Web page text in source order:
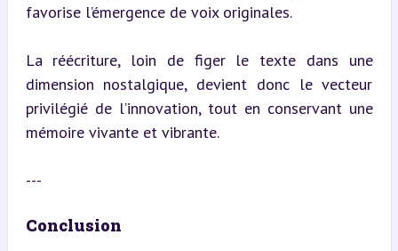
favorise l’émergence de voix originales.
La réécriture, loin de figer le texte dans une
dimension nostalgique, devient donc le vecteur
privilégié de l’innovation, tout en conservant une
mémoire vivante et vibrante.
---
Conclusion